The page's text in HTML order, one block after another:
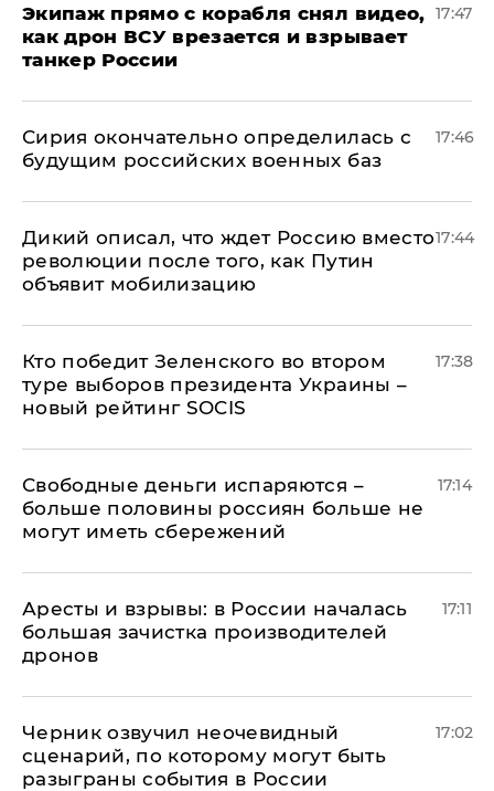
Экипаж прямо с корабля снял видео,
как дрон ВСУ врезается и взрывает
танкер России
17:47
Сирия окончательно определилась с
будущим российских военных баз
17:46
Дикий описал, что ждет Россию вместо
революции после того, как Путин
объявит мобилизацию
17:44
Кто победит Зеленского во втором
туре выборов президента Украины –
новый рейтинг SOCIS
17:38
Свободные деньги испаряются –
больше половины россиян больше не
могут иметь сбережений
17:14
Аресты и взрывы: в России началась
большая зачистка производителей
дронов
17:11
Черник озвучил неочевидный
сценарий, по которому могут быть
разыграны события в России
17:02